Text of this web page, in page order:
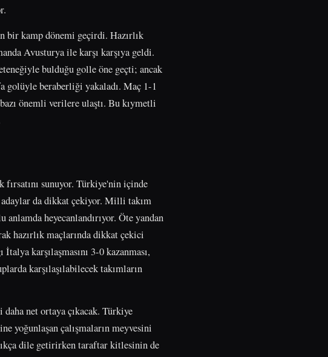
bir kamp dönemi geçirdi. Hazırlık
Avusturya ile karşı karşıya geldi.
bulduğu golle öne geçti; ancak
golüyle beraberliği yakaladı. Maç 1-1
önemli verilere ulaştı. Bu kıymetli
fırsatını sunuyor. Türkiye'nin içinde
da dikkat çekiyor. Milli takım
heyecanlandırıyor. Öte yandan
hazırlık maçlarında dikkat çekici
karşılaşmasını 3-0 kazanması,
karşılaşılabilecek takımların
net ortaya çıkacak. Türkiye
yoğunlaşan çalışmaların meyvesini
dile getirirken taraftar kitlesinin de